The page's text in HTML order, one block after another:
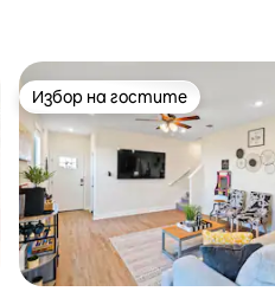
Избор на гостите
Избор на гостите